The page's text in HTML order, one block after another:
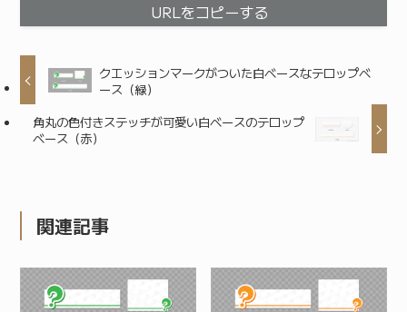
URLをコピーする
クエッションマークがついた白ベースなテロップベ
ース（緑）
角丸の色付きステッチが可愛い白ベースのテロップ
ベース（赤）
関連記事